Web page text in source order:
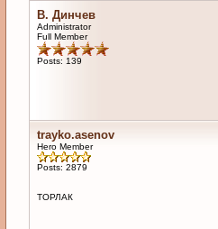
В. Динчев
Administrator
Full Member
Posts: 139
trayko.asenov
Hero Member
Posts: 2879
ТОРЛАК